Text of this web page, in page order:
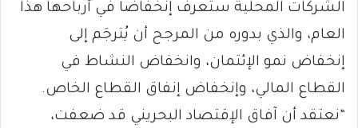
الشركات المحلية ستعرف إنخفاضاً في أرباحها هذا
العام، والذي بدوره من المرجح أن يُترجَم إلى
إنخفاض نمو الإئتمان، وانخفاض النشاط في
القطاع المالي، وإنخفاض إنفاق القطاع الخاص.
“نعتقد أن آفاق الإقتصاد البحريني قد ضعفت،